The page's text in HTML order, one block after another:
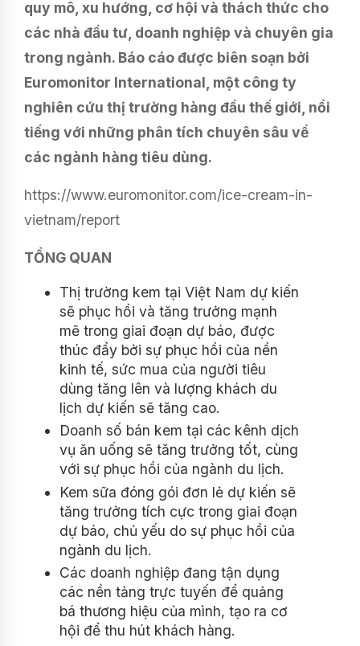
quy mô, xu hướng, cơ hội và thách thức cho
các nhà đầu tư, doanh nghiệp và chuyên gia
trong ngành. Báo cáo được biên soạn bởi
Euromonitor International, một công ty
nghiên cứu thị trường hàng đầu thế giới, nổi
tiếng với những phân tích chuyên sâu về
các ngành hàng tiêu dùng.
https://www.euromonitor.com/ice-cream-in-
vietnam/report
TỔNG QUAN
Thị trường kem tại Việt Nam dự kiến
​​sẽ phục hồi và tăng trưởng mạnh
mẽ trong giai đoạn dự báo, được
thúc đẩy bởi sự phục hồi của nền
kinh tế, sức mua của người tiêu
dùng tăng lên và lượng khách du
lịch dự kiến ​​sẽ tăng cao.
Doanh số bán kem tại các kênh dịch
vụ ăn uống sẽ tăng trưởng tốt, cùng
với sự phục hồi của ngành du lịch.
Kem sữa đóng gói đơn lẻ dự kiến ​​sẽ
tăng trưởng tích cực trong giai đoạn
dự báo, chủ yếu do sự phục hồi của
ngành du lịch.
Các doanh nghiệp đang tận dụng
các nền tảng trực tuyến để quảng
bá thương hiệu của mình, tạo ra cơ
hội để thu hút khách hàng.